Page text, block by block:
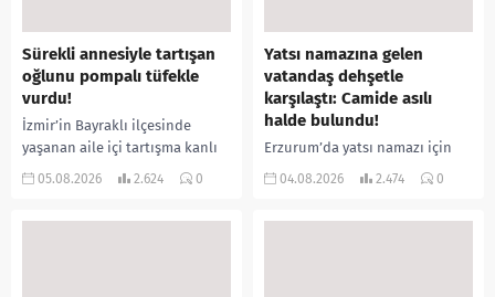
Sürekli annesiyle tartışan
oğlunu pompalı tüfekle
vurdu!
İzmir’in Bayraklı ilçesinde
yaşanan aile içi tartışma kanlı
bitti. İddiaya göre, uzun süredir
05.08.2026 2.624 0
Yatsı namazına gelen
vatandaş dehşetle
karşılaştı: Camide asılı
halde bulundu!
Erzurum’da yatsı namazı için
camiye gelen bir vatandaş,
04.08.2026 2.474 0